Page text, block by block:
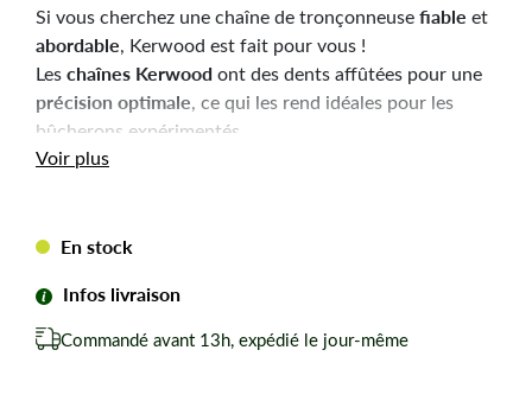
Si vous cherchez une chaîne de tronçonneusefiable et
abordable, Kerwood est fait pour vous !
Leschaînes Kerwoodont des dents affûtées pour une
précision optimale, ce qui les rend idéales pour les
bûcherons expérimentés.
Durabilité
Chaîne tronçonneuse Kerwood pour amateurs avertis
du bûcheronnage.
Pour STRUM Sturm GC99502.
Voir plus
En stock
Infos livraison
Commandé avant 13h, expédié le jour-même